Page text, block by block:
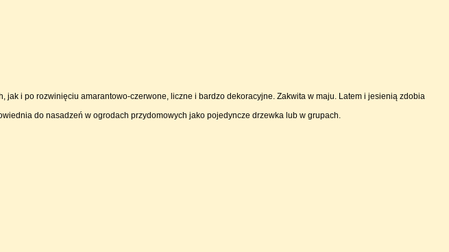
i po rozwinięciu amarantowo-czerwone, liczne i bardzo dekoracyjne. Zakwita w maju. Latem i jesienią zdobia
do nasadzeń w ogrodach przydomowych jako pojedyncze drzewka lub w grupach.